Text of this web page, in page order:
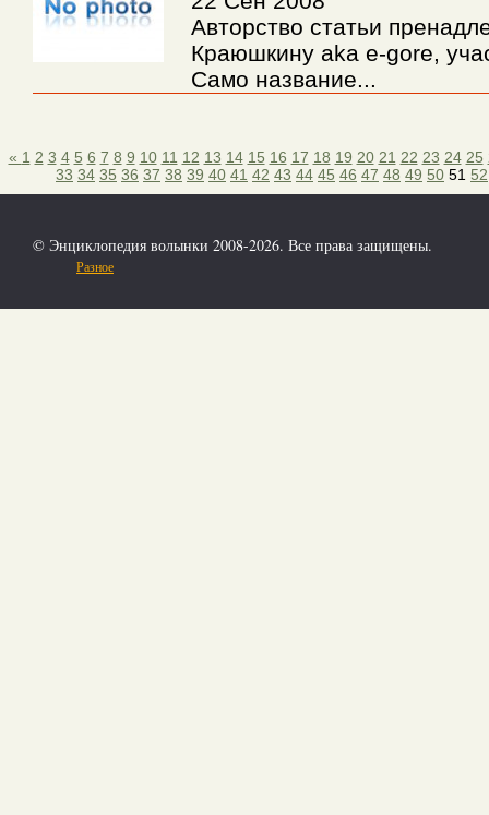
Авторство статьи
Краюшкину aka e-gore,
Само название...
« 1 2 3 4 5 6 7 8 9 10 11 12 13 14 15 16 17 18 19 20 21 22 23 24 25
33 34 35 36 37 38 39 40 41 42 43 44 45 46 47 48 49 50 51 52
© Энциклопедия волынки 2008-2026. Все права защищены.
Разное